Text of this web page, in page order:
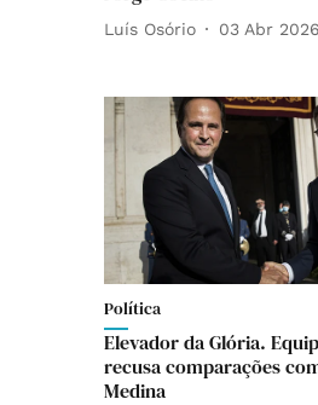
Luís Osório 03 Abr 2026
Política
Elevador da Glória.
recusa comparações
Medina